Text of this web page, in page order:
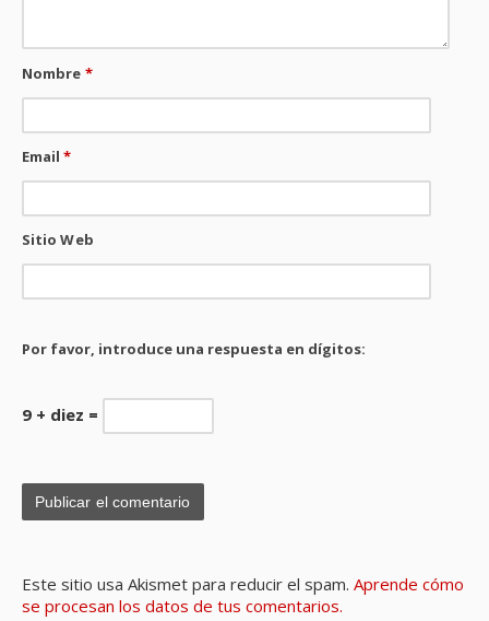
Nombre *
Email*
Sitio Web
Por favor, introduce una respuesta en dígitos:
9 + diez =
Este sitio usa Akismet para reducir el spam. Aprende cómo
se procesan los datos de tus comentarios.